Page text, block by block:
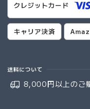
クレジットカード
キャリア決済
送料について
8,000円以上のご